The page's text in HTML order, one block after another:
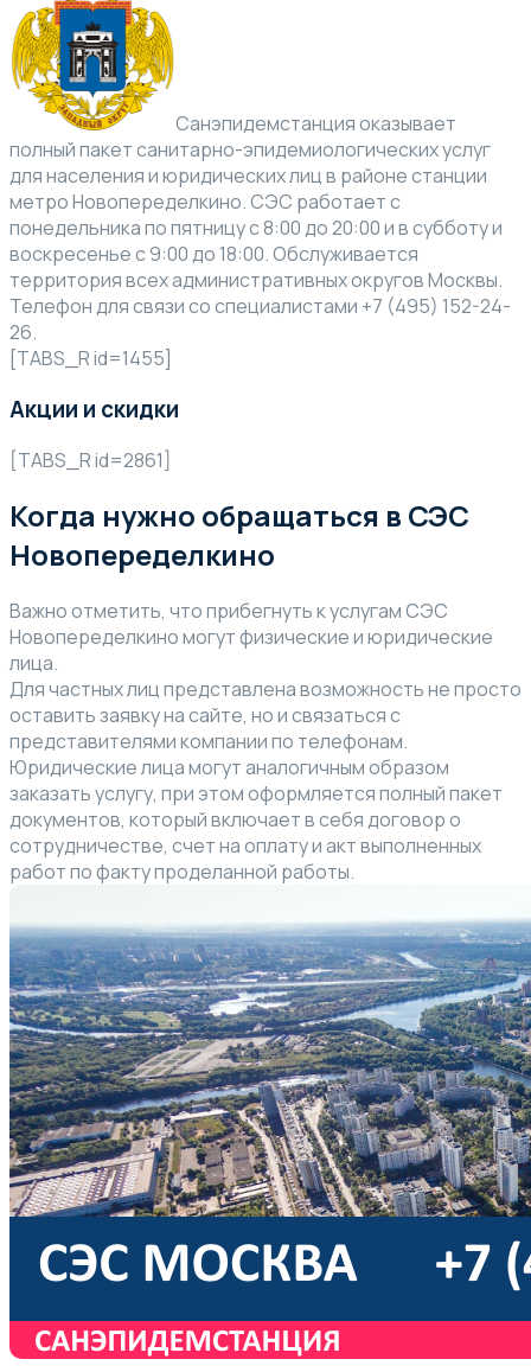
Санэпидемстанция оказывает
полный пакет санитарно-эпидемиологических услуг
для населения и юридических лиц в районе станции
метро Новопеределкино. СЭС работает с
понедельника по пятницу с 8:00 до 20:00 и в субботу и
воскресенье с 9:00 до 18:00. Обслуживается
территория всех административных округов Москвы.
Телефон для связи со специалистами +7 (495) 152-24-
26.
[TABS_R id=1455]
Акции и скидки
[TABS_R id=2861]
Когда нужно обращаться в СЭС
Новопеределкино
Важно отметить, что прибегнуть к услугам СЭС
Новопеределкино могут физические и юридические
лица.
Для частных лиц представлена возможность не просто
оставить заявку на сайте, но и связаться с
представителями компании по телефонам.
Юридические лица могут аналогичным образом
заказать услугу, при этом оформляется полный пакет
документов, который включает в себя договор о
сотрудничестве, счет на оплату и акт выполненных
работ по факту проделанной работы.